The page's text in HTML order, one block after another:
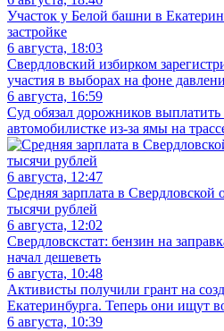
Участок у Белой башни в
застройке
6 августа, 18:03
Свердловский избирком
участия в выборах на фоне
6 августа, 16:59
Суд обязал дорожников
автомобилистке из-за ямы на
6 августа, 12:47
Средняя зарплата в Свердловской
тысячи рублей
6 августа, 12:02
Свердловскстат: бензин на
начал дешеветь
6 августа, 10:48
Активисты получили грант на
Екатеринбурга. Теперь они ищут
6 августа, 10:39